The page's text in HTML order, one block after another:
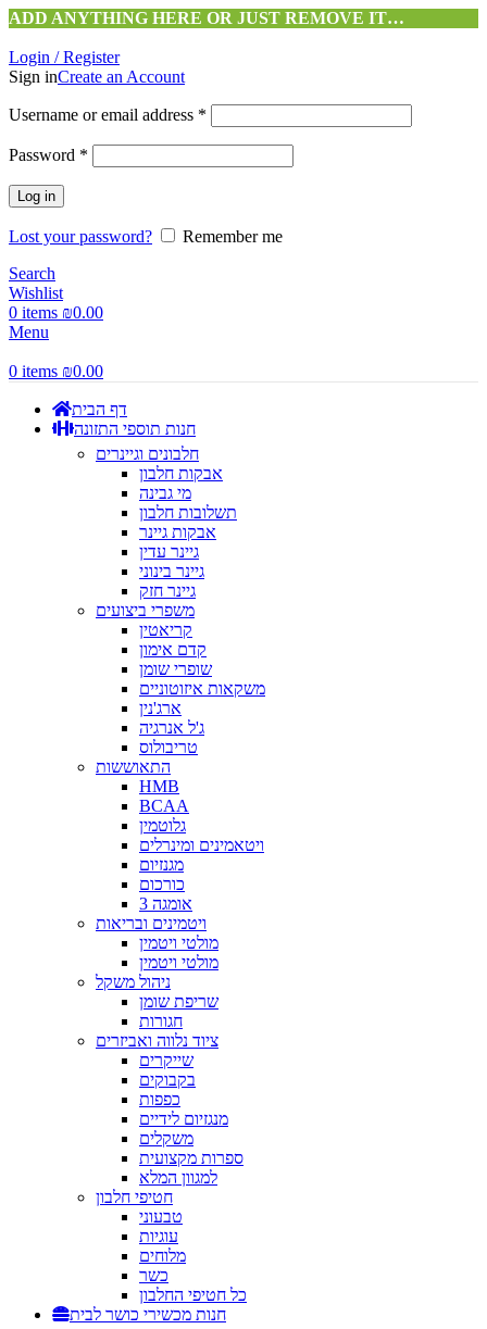
ADD ANYTHING HERE OR JUST REMOVE IT…
Login / Register
Sign inCreate an Account
Username or email address *
Password *
Log in
Lost your password?
Remember me
Search
Wishlist
0 items ₪0.00
Menu
0 items ₪0.00
דף הבית
חנות תוספי התזונה
חלבונים וגיינרים
אבקות חלבון
מי גבינה
תשלובות חלבון
אבקות גיינר
גיינר עדין
גיינר בינוני
גיינר חזק
משפרי ביצועים
קריאטין
קדם אימון
שופרי שומן
משקאות איזוטוניים
ארג'נין
ג'ל אנרגיה
טריבולוס
התאוששות
HMB
BCAA
גלוטמין
ויטאמינים ומינרלים
מגנזיום
כורכום
אומגה 3
ויטמינים ובריאות
מולטי ויטמין
מולטי ויטמין
ניהול משקל
שריפת שומן
חגורות
ציוד נלווה ואביזרים
שייקרים
בקבוקים
כפפות
מנגזיום לידיים
משקלים
ספרות מקצועית
למגוון המלא
חטיפי חלבון
טבעוני
עוגיות
מלוחים
כשר
כל חטיפי החלבון
חנות מכשירי כושר לבית